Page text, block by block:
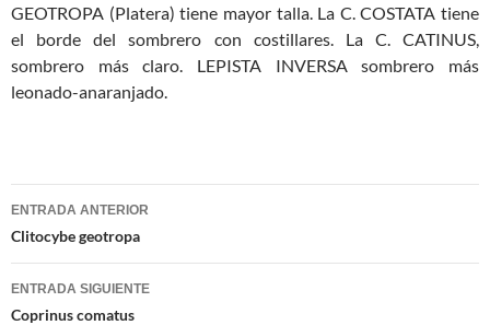
GEOTROPA (Platera) tiene mayor talla. La C. COSTATA tiene
el borde del sombrero con costillares. La C. CATINUS,
sombrero más claro. LEPISTA INVERSA sombrero más
leonado-anaranjado.
Navegación
de
entradas
ENTRADA ANTERIOR
Clitocybe geotropa
ENTRADA SIGUIENTE
Coprinus comatus